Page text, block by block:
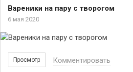
Вареники на пару с творогом
6 мая 2020
Просмотр Комментировать